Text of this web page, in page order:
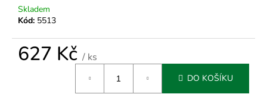
Skladem
Kód: 5513
627 Kč / ks
DO KOŠÍKU
D
o
p